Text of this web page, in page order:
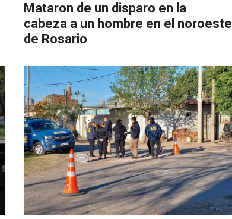
Mataron de un disparo en la
cabeza a un hombre en el noroeste
de Rosario